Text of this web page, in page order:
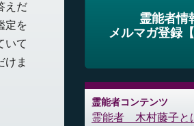
えだ
定を
いて
けま
霊能者情
メルマガ登録【
霊能者コンテンツ
霊能者 木村藤子と